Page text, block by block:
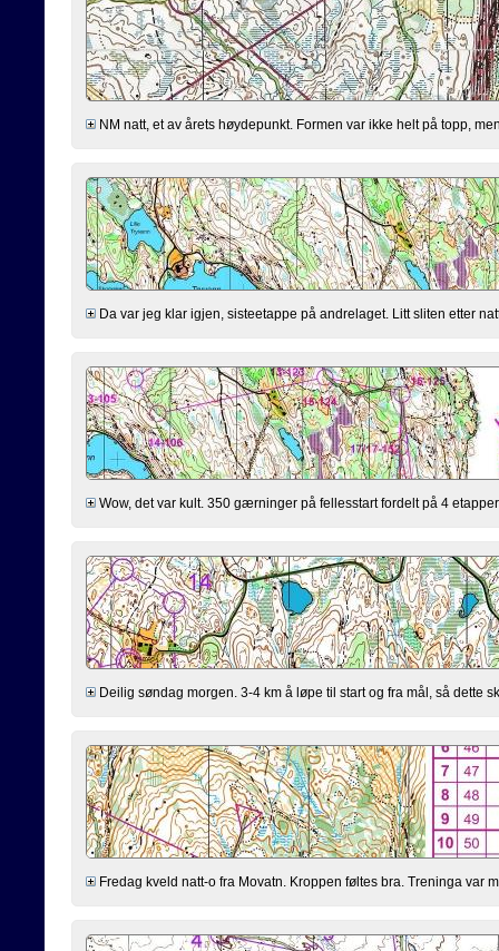
NM natt, et av årets høydepunkt. Formen var ikke helt på topp,
Da var jeg klar igjen, sisteetappe på andrelaget. Litt sliten etter
Wow, det var kult. 350 gærninger på fellesstart fordelt på 4
Deilig søndag morgen. 3-4 km å løpe til start og fra mål, så dette
Fredag kveld natt-o fra Movatn. Kroppen føltes bra. Treninga var